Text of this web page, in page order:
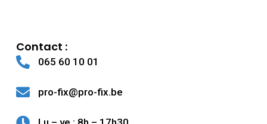
Contact :
065 60 10 01
pro-fix@pro-fix.be